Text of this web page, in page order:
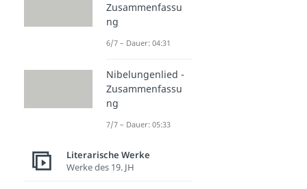
Zusammenfassu
ng
6/7 – Dauer: 04:31
Nibelungenlied -
Zusammenfassu
ng
7/7 – Dauer: 05:33
Literarische Werke
Werke des 19. JH